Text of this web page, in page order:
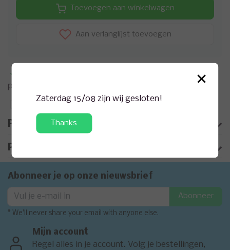
Toevoegen aan winkelwagen
Aan verlanglijst toevoegen
Neem contact op over dit
product
Toevoegen aan vergelijking
Productomschrijving
Product informatie
Abonneer je op onze nieuwsbrief
Abonneer
* We'll never share your email with anyone else.
Mijn account
Regel alles in je account. Volg je bestellingen,
×
Zaterdag 15/08 zijn wij gesloten!
Thanks